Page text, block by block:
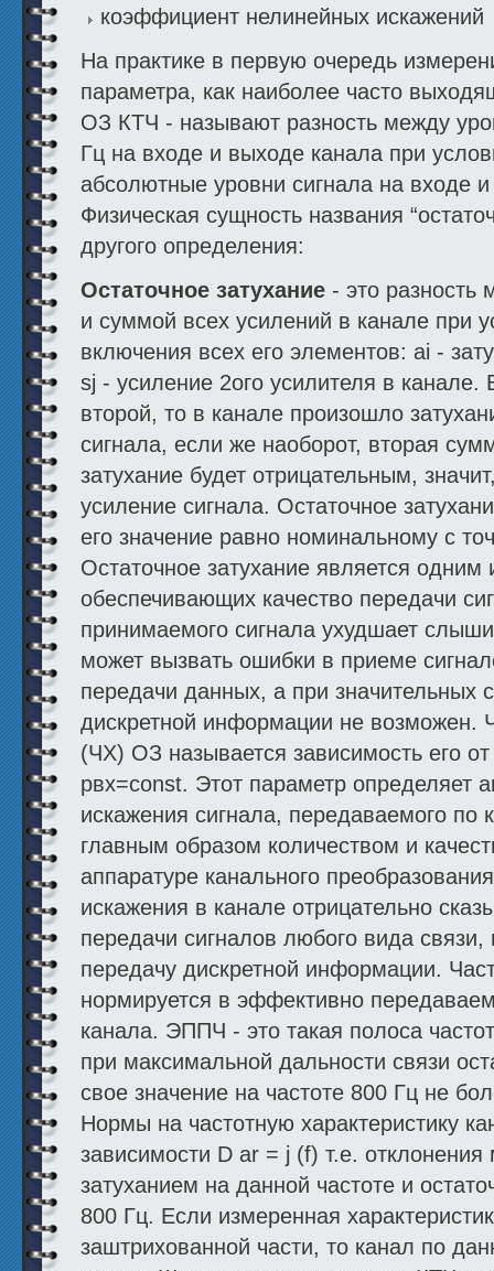
коэффициент нелинейных искажений
На практике в первую очередь
параметра, как наиболее часто
ОЗ КТЧ - называют разность между
Гц на входе и выходе канала при
абсолютные уровни сигнала на входе
Физическая сущность названия
другого определения:
Остаточное затухание - это разность
и суммой всех усилений в канале при
включения всех его элементов: аi -
sj - усиление 2ого усилителя в
второй, то в канале произошло
сигнала, если же наоборот, вторая
затухание будет отрицательным,
усиление сигнала. Остаточное
его значение равно номинальному с
Остаточное затухание является
обеспечивающих качество передачи
принимаемого сигнала ухудшает
может вызвать ошибки в приеме
передачи данных, а при значительных
дискретной информации не возможен.
(ЧХ) ОЗ называется зависимость его
рвх=const. Этот параметр определяет
искажения сигнала, передаваемого по
главным образом количеством и
аппаратуре канального
искажения в канале отрицательно
передачи сигналов любого вида
передачу дискретной информации.
нормируется в эффективно
канала. ЭППЧ - это такая полоса
при максимальной дальности связи
свое значение на частоте 800 Гц не
Нормы на частотную характеристику
зависимости D аr = j (f) т.е.
затуханием на данной частоте и
800 Гц. Если измеренная
заштрихованной части, то канал по